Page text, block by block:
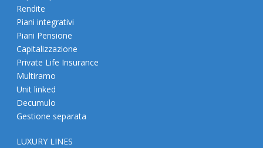
Rendite
Piani integrativi
Piani Pensione
Capitalizzazione
Private Life Insurance
Multiramo
Unit linked
Decumulo
Gestione separata
LUXURY LINES